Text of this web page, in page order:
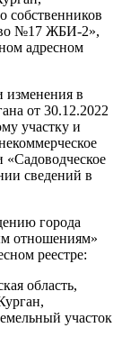
собственников
№17 ЖБИ-2»,
адресном
изменения в
от 30.12.2022
участку и
«Садоводческое
сведений в
города
отношениям»
реестре:
область,
участок